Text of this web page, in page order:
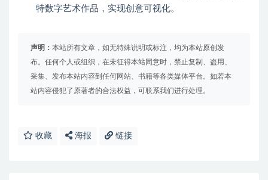
特数字艺术作品，实现创意可视化。
声明： 本站所有文章，如无特殊说明或标注，均为本站原创发
布。任何个人或组织，在未征得本站同意时，禁止复制、盗用、
采集、发布本站内容到任何网站、书籍等各类媒体平台。如若本
站内容侵犯了原著者的合法权益，可联系我们进行处理。
收藏 海报 链接